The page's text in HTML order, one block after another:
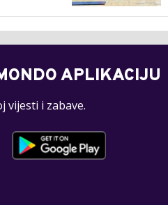
APLIKACIJU
vijesti i zabave.